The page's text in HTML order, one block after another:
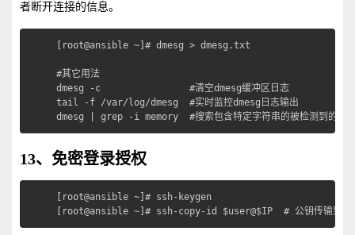
者断开连接的信息。
[root@ansible ~]# dmesg > dmesg.txt
#其它用法
dmesg -c                #清空dmesg缓冲区日志
tail -f /var/log/dmesg  #实时监控dmesg日志输出
dmesg | grep -i memory  #搜索包含特定字符串的被检测到的硬
13、免密登录授权
[root@ansible ~]# ssh-keygen
[root@ansible ~]# ssh-copy-id $user@$IP  # 公钥传输到需